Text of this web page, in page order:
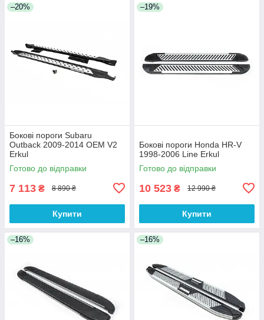
–20%
Бокові пороги Subaru
Outback 2009-2014 OEM V2
Erkul
Готово до відправки
7 113 ₴ 8 890 ₴
Купити
–19%
Бокові пороги Honda HR-V
1998-2006 Line Erkul
Готово до відправки
10 523 ₴ 12 990 ₴
Купити
–16% –16%